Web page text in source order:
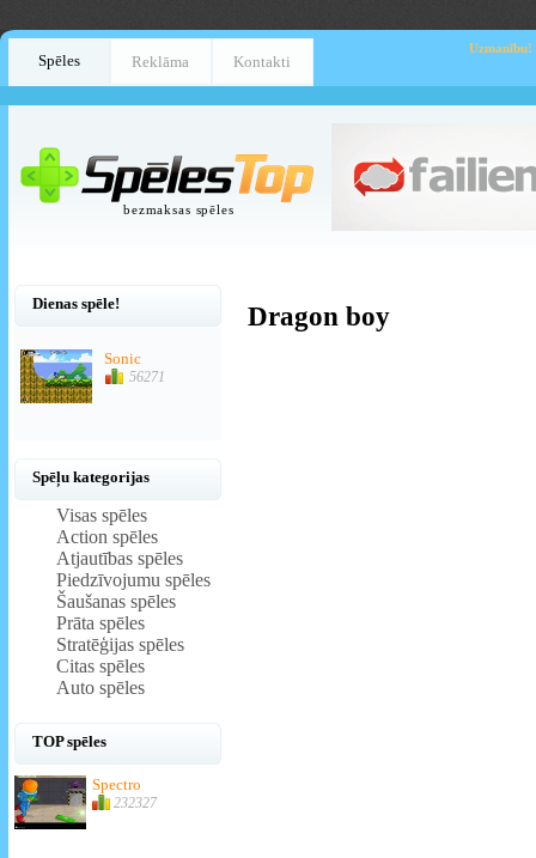
Spēles Reklāma Kontakti
Uzmanību!
bezmaksas spēles
Dienas spēle!
Sonic
56271
Spēļu kategorijas
Visas spēles
Action spēles
Atjautības spēles
Piedzīvojumu spēles
Šaušanas spēles
Prāta spēles
Stratēģijas spēles
Citas spēles
Auto spēles
TOP spēles
Spectro
232327
Dragon boy